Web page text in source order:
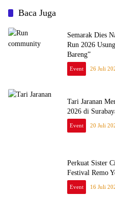
Baca Juga
Semarak Dies
Run 2026
Bareng”
Event 26 Juli
Tari Jaranan
2026 di
Event 20 Juli
Perkuat Sister
Festival Remo
Event 16 Juli